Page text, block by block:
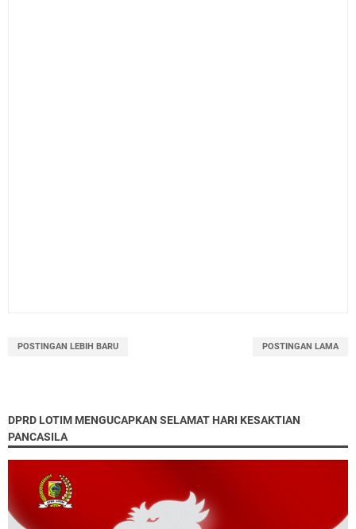
POSTINGAN LEBIH BARU POSTINGAN LAMA
DPRD LOTIM MENGUCAPKAN SELAMAT HARI KESAKTIAN
PANCASILA